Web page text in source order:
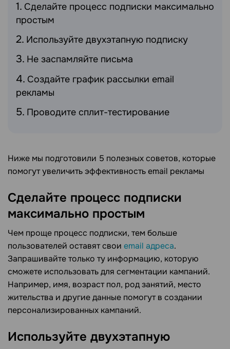
Сделайте процесс подписки максимально
простым
Используйте двухэтапную подписку
Не заспамляйте письма
Создайте график рассылки email
рекламы
Проводите сплит-тестирование
Ниже мы подготовили 5 полезных советов, которые
помогут увеличить эффективность email рекламы
Сделайте процесс подписки
максимально простым
Чем проще процесс подписки, тем больше
пользователей оставят свои email адреса.
Запрашивайте только ту информацию, которую
сможете использовать для сегментации кампаний.
Например, имя, возраст пол, род занятий, место
жительства и другие данные помогут в создании
персонализированных кампаний.
Используйте двухэтапную